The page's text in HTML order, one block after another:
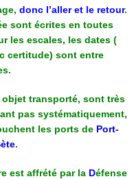
donc l’aller et le retour.
sont écrites en toutes
les escales, les dates (
certitude) sont entre
transporté, sont très
pas systématiquement,
les ports de Port-
.
est affrété par la Défense